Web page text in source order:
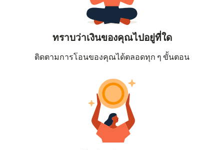
ทราบว่าเงินของคุณไปอยู่ที่ใด
ติดตามการโอนของคุณได้ตลอดทุก ๆ ขั้นตอน